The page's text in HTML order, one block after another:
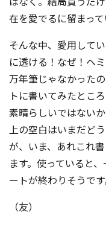
在を愛でるに留まって
そんな中、愛用して
に透ける！なぜ！ヘ
万年筆じゃなかった
トに書いてみたとこ
素晴らしいではないか
上の空白はいまだど
が、いま、あれこれ
ます。使っていると
ートが終わりそうで
（友）